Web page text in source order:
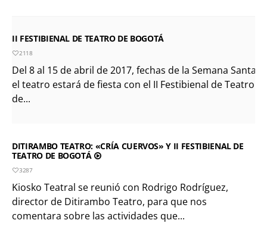
II FESTIBIENAL DE TEATRO DE BOGOTÁ
2118
Del 8 al 15 de abril de 2017, fechas de la Semana Santa,
el teatro estará de fiesta con el II Festibienal de Teatro
de...
DITIRAMBO TEATRO: «CRÍA CUERVOS» Y II FESTIBIENAL DE
TEATRO DE BOGOTÁ
3287
Kiosko Teatral se reunió con Rodrigo Rodríguez,
director de Ditirambo Teatro, para que nos
comentara sobre las actividades que...